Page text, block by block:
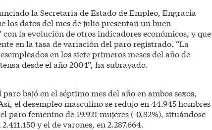
la Secretaria de Estado de Empleo, Engracia
los datos del mes de julio presentan un buen
la evolución de otros indicadores económicos, y que
en la tasa de variación del paro registrado. “La
en los siete primeros meses del año de
desde el año 2004”, ha subrayado.
bajó en el séptimo mes del año en ambos sexos,
el desempleo masculino se redujo en 44.945 hombres
paro femenino de 19.921 mujeres (-0,82%), situándose
y el de varones, en 2.287.664.